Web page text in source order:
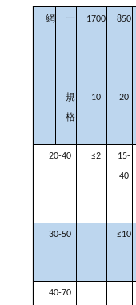
網 一 1700 850
規
格
10 20
20-40 ≤2 15-
40
30-50 ≤10
40-70